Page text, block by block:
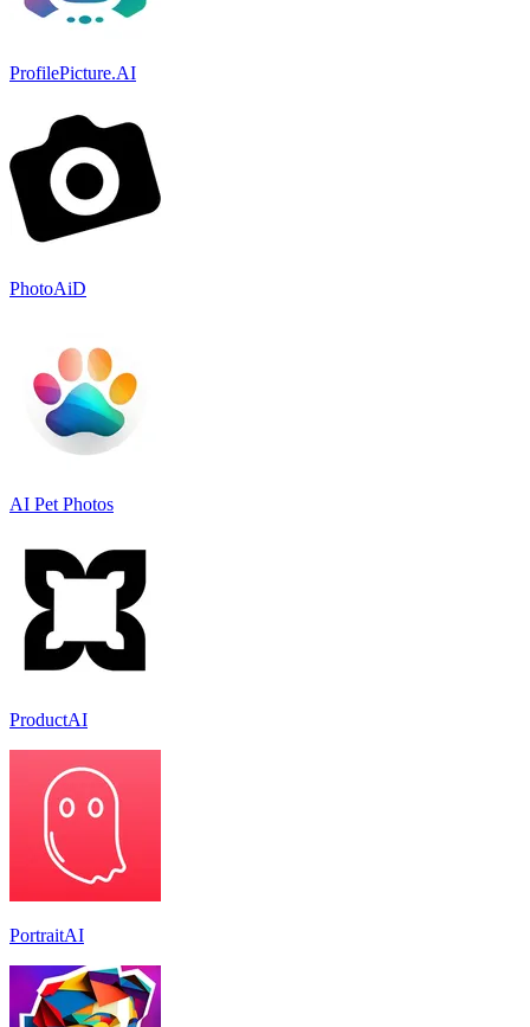
ProfilePicture.AI
PhotoAiD
AI Pet Photos
ProductAI
PortraitAI